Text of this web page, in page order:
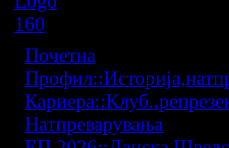
Почетна
Натпреварувања